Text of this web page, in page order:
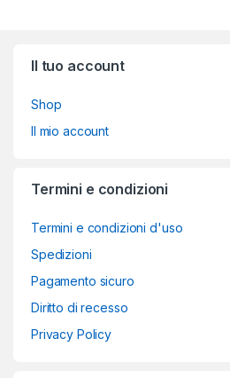
Il tuo account
Shop
Il mio account
Termini e condizioni
Termini e condizioni d'uso
Spedizioni
Pagamento sicuro
Diritto di recesso
Privacy Policy